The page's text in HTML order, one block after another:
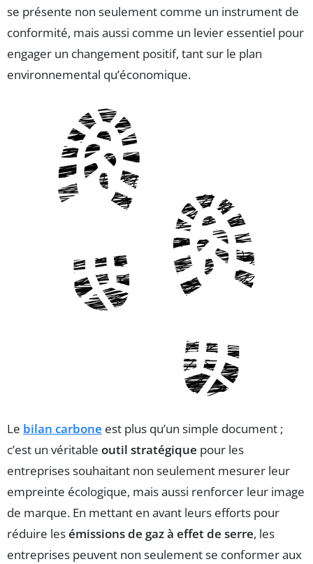
se présente non seulement comme un instrument de
conformité, mais aussi comme un levier essentiel pour
engager un changement positif, tant sur le plan
environnemental qu’économique.
Le bilan carbone est plus qu’un simple document ;
c’est un véritable outil stratégique pour les
entreprises souhaitant non seulement mesurer leur
empreinte écologique, mais aussi renforcer leur image
de marque. En mettant en avant leurs efforts pour
réduire lesémissions de gaz à effet de serre, les
entreprises peuvent non seulement se conformer aux